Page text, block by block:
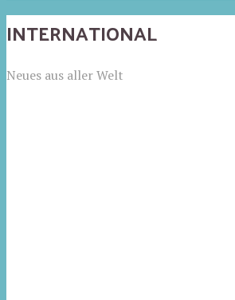
INTERNATIONAL
Neues aus aller Welt